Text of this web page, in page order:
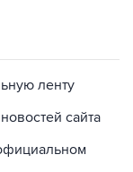
ленту
сайта